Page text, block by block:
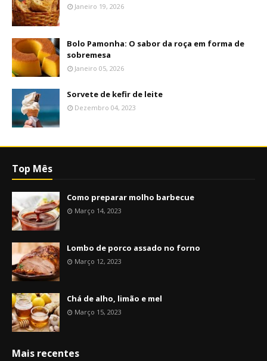
Janeiro 19, 2026
Bolo Pamonha: O sabor da roça em forma de
sobremesa
Janeiro 05, 2026
Sorvete de kefir de leite
Dezembro 04, 2023
Top Mês
Como preparar molho barbecue
Março 14, 2023
Lombo de porco assado no forno
Março 12, 2023
Chá de alho, limão e mel
Março 15, 2023
Mais recentes